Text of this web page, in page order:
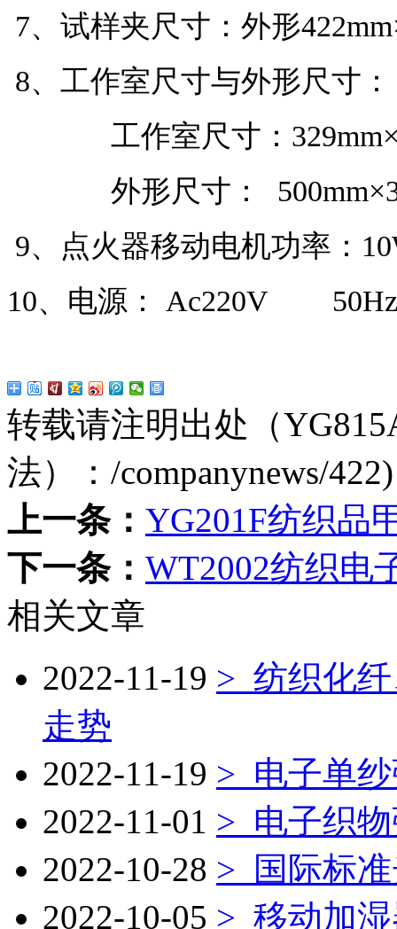
7、试样夹尺寸：外形
8、工作室尺寸与外形尺寸：
工作室尺寸：
外形尺寸：
9、点火器移动电机功率：
10、电源： Ac220V 50Hz
转载请注明出处（
法）： /companynews/422)
上一条： YG201F纺织品
下一条： WT2002纺织电
相关文章
2022-11-19 > 纺织化
走势
2022-11-19 > 电子单
2022-11-01 > 电子织
2022-10-28 > 国际标
2022-10-05 > 移动加